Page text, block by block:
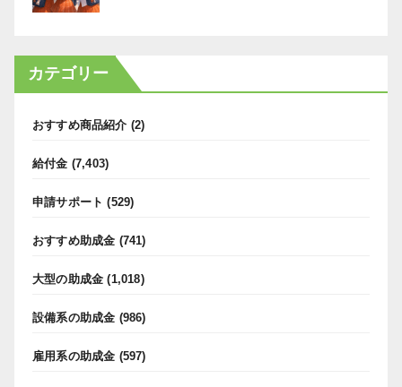
カテゴリー
おすすめ商品紹介 (2)
給付金 (7,403)
申請サポート (529)
おすすめ助成金 (741)
大型の助成金 (1,018)
設備系の助成金 (986)
雇用系の助成金 (597)